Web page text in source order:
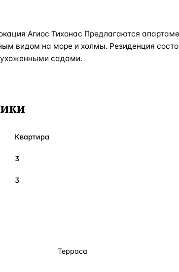
Агиос Тихонас Предлагаются
видом на море и холмы. Резиденция
ухоженными садами.
Квартира
3
3
Терраса